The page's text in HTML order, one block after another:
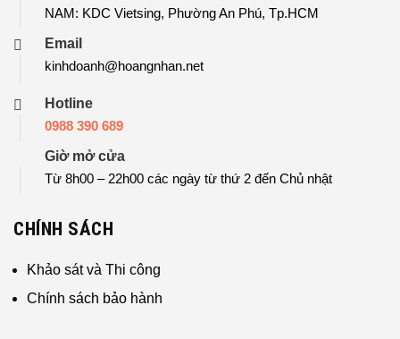
NAM: KDC Vietsing, Phường An Phú, Tp.HCM
Email
kinhdoanh@hoangnhan.net
Hotline
0988 390 689
Giờ mở cửa
Từ 8h00 – 22h00 các ngày từ thứ 2 đến Chủ nhật
CHÍNH SÁCH
Khảo sát và Thi công
Chính sách bảo hành